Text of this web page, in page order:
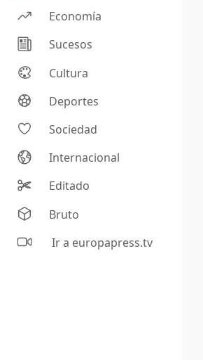
Economía
Sucesos
Cultura
Deportes
Sociedad
Internacional
Editado
Bruto
Ir a europapress.tv